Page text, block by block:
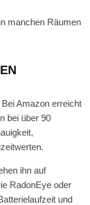
manchen Räumen
Amazon erreicht
bei über 90
ihn auf
RadonEye oder
und